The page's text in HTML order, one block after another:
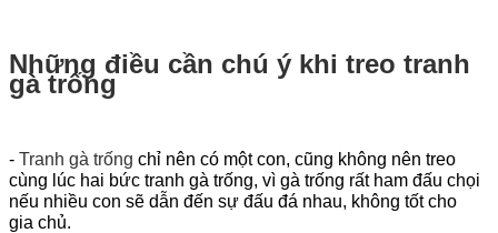
Những điều cần chú ý khi treo tranh
gà trống
- Tranh gà trống chỉ nên có một con, cũng không nên treo
cùng lúc hai bức tranh gà trống, vì gà trống rất ham đấu chọi
nếu nhiều con sẽ dẫn đến sự đấu đá nhau, không tốt cho
gia chủ.